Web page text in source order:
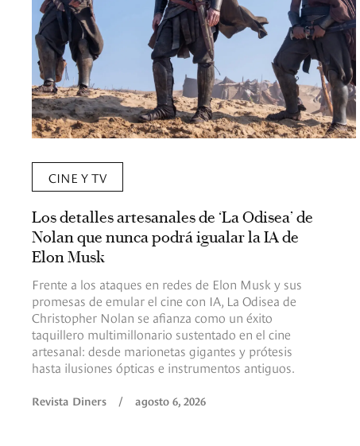
CINE Y TV
Los detalles artesanales de ‘La Odisea’ de
Nolan que nunca podrá igualar la IA de
Elon Musk
Frente a los ataques en redes de Elon Musk y sus
promesas de emular el cine con IA, La Odisea de
Christopher Nolan se afianza como un éxito
taquillero multimillonario sustentado en el cine
artesanal: desde marionetas gigantes y prótesis
hasta ilusiones ópticas e instrumentos antiguos.
Revista Diners / agosto 6, 2026